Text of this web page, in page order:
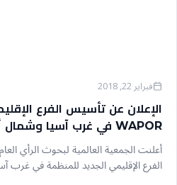
فبراير 22, 2018
WAPOR في غرب آسيا وشمال أفريقيا WANA
الفرع الإقليمي الجديد للمنظمة في غرب